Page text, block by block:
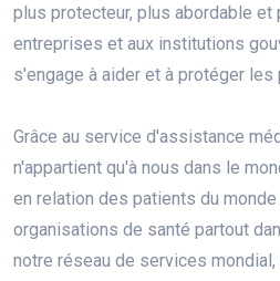
plus protecteur, plus abordable et
entreprises et aux institutions
s'engage à aider et à protéger les
Grâce au service d'assistance
n'appartient qu'à nous dans le
en relation des patients du
organisations de santé partout
notre réseau de services